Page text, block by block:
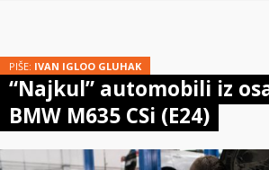
PIŠE: IVAN IGLOO GLUHAK
“Najkul” automobili iz
BMW M635 CSi (E24)